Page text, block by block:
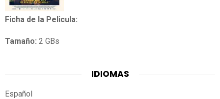
Ficha de la Pelicula:
Tamaño: 2 GBs
IDIOMAS
Español